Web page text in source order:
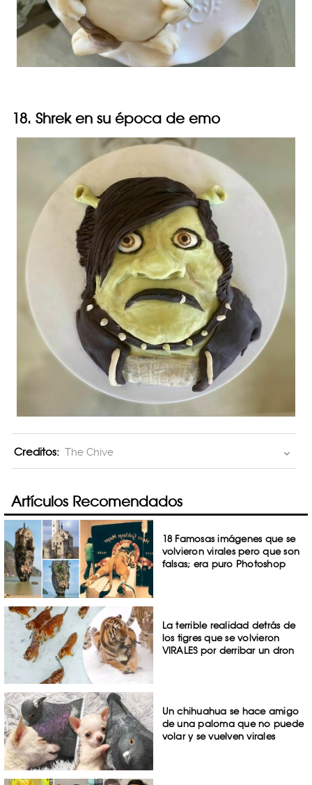
18. Shrek en su época de emo
Creditos: The Chive
Artículos Recomendados
18 Famosas imágenes que se
volvieron virales pero que son
falsas; era puro Photoshop
La terrible realidad detrás de
los tigres que se volvieron
VIRALES por derribar un dron
Un chihuahua se hace amigo
de una paloma que no puede
volar y se vuelven virales